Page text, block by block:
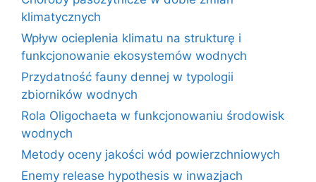
klimatycznych
Wpływ ocieplenia klimatu na strukturę i
funkcjonowanie ekosystemów wodnych
Przydatność fauny dennej w typologii
zbiorników wodnych
Rola Oligochaeta w funkcjonowaniu środowisk
wodnych
Metody oceny jakości wód powierzchniowych
Enemy release hypothesis w inwazjach